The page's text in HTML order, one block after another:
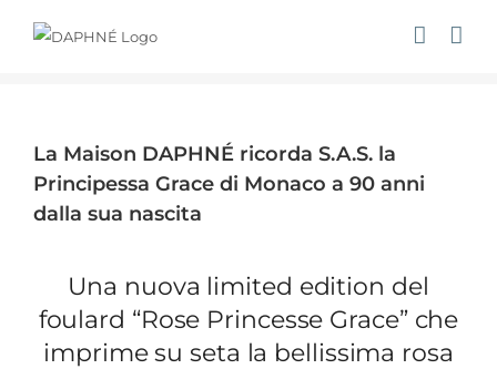
immagine
La Maison DAPHNÉ ricorda S.A.S. la
Principessa Grace di Monaco a 90 anni
dalla sua nascita
Una nuova limited edition del
foulard “Rose Princesse Grace” che
imprime su seta la bellissima rosa